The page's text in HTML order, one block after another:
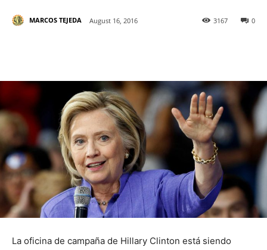
MARCOS TEJEDA August 16, 2016 0
3167
La oficina de campaña de Hillary Clinton está siendo